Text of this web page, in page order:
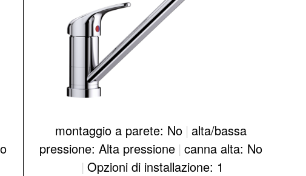
montaggio a parete: No | alta/bassa
pressione: Alta pressione | canna alta: No
| Opzioni di installazione: 1